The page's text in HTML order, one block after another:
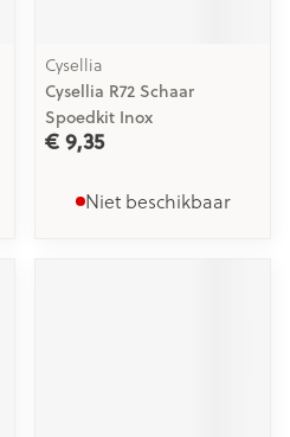
Cysellia
Cysellia R72 Schaar
Spoedkit Inox
€ 9,35
Niet beschikbaar